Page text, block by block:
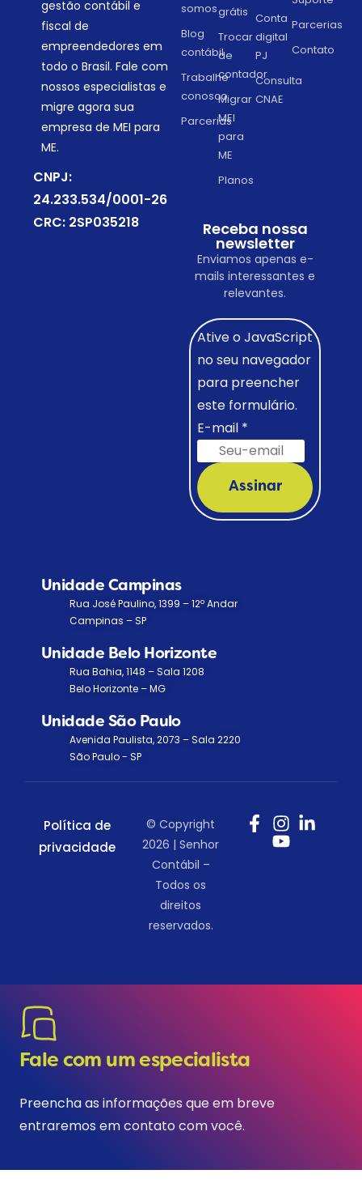
gestão contábil e
fiscal de
empreendedores em
todo o Brasil. Fale com
nossos especialistas e
migre agora sua
empresa de MEI para
ME.
CNPJ:
24.233.534/0001-26
CRC: 2SP035218
somos
Blog
contábil
Trabalhe
conosco
Parcerias
grátis
Trocar
de
contador
Migrar
MEI
para
ME
Planos
Conta
digital
PJ
Consulta
CNAE
Parcerias
Contato
Receba nossa
newsletter
Enviamos apenas e-
mails interessantes e
relevantes.
Ative o JavaScript
no seu navegador
para preencher
este formulário.
E-mail *
Assinar
Unidade Campinas
Rua José Paulino, 1399 – 12º Andar
Campinas – SP
Unidade Belo Horizonte
Rua Bahia, 1148 – Sala 1208
Belo Horizonte – MG
Unidade São Paulo
Avenida Paulista, 2073 – Sala 2220
São Paulo - SP
Política de
privacidade
© Copyright
2026 | Senhor
Contábil –
Todos os
direitos
reservados.
Fale com um especialista
Preencha as informações que em breve
entraremos em contato com você.